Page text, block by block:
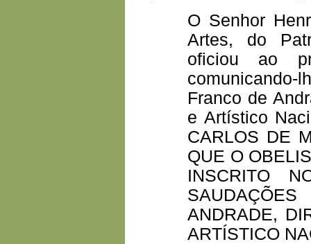
O Senhor
Artes, do
oficiou ao
Franco de
e Artístico
CARLOS DE
QUE O
INSCRITO
ANDRADE,
ARTÍSTICO